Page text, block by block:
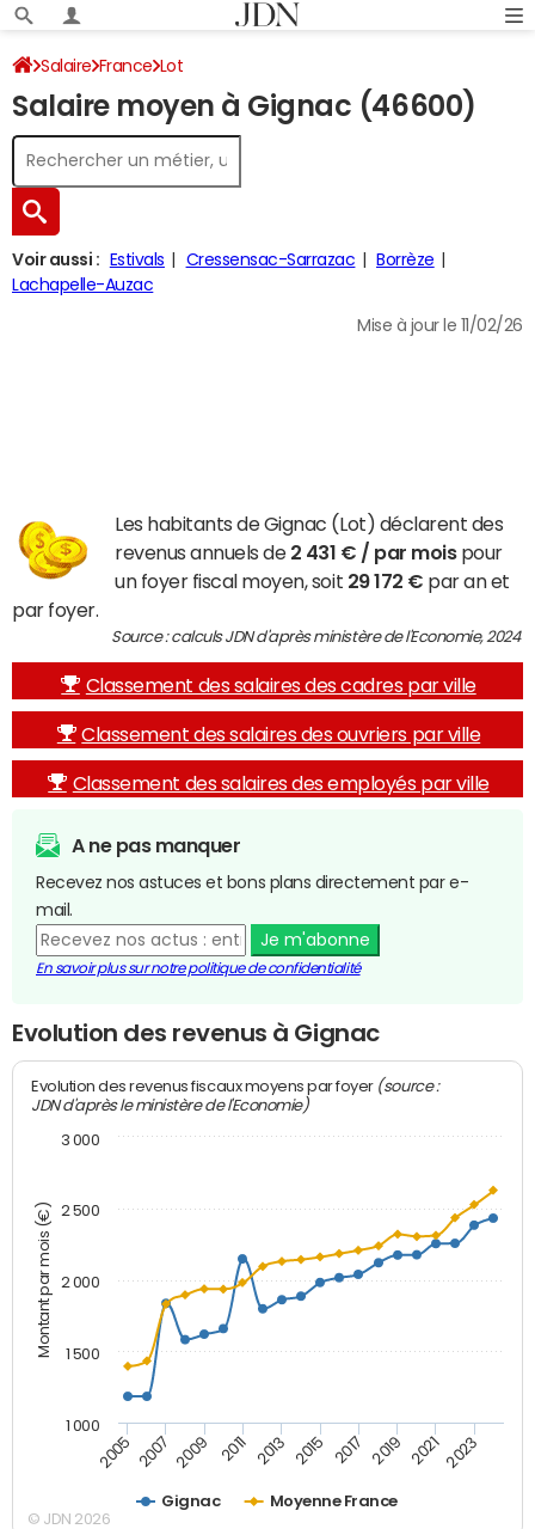
Salaire France Lot
Salaire moyen à Gignac (46600)
Voir aussi : Estivals Cressensac-Sarrazac
Borrèze
Lachapelle-Auzac
Mise à jour le 11/02/26
Les habitants de Gignac (Lot) déclarent des
revenus annuels de 2 431 € / par moispour
un foyer fiscal moyen, soit 29 172 € par an et
par foyer.
Source : calculs JDN d'après ministère de l'Economie, 2024
Classement des salaires des cadres par ville
Classement des salaires des ouvriers par ville
Classement des salaires des employés par ville
A ne pas manquer
Recevez nos astuces et bons plans directement par e-
mail.
Je m'abonne
En savoir plus sur notre politique de confidentialité
Evolution des revenus à Gignac
Montant par mois (€)
Evolution des revenus fiscaux moyens par foyer (source :
JDN d'après le ministère de l'Economie)
Gignac Moyenne France
2005 2007 2009 2011 2013 2015 2017 2019 2021 2023
1 000
1 500
2 000
2 500
3 000
© JDN 2026